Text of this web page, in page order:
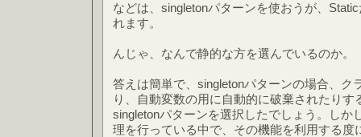
などは、singletonパターンを使おうが、
れます。
んじゃ、なんで静的な方を選んでいるのか。
答えは簡単で、singletonパターンの場合、ク
り、自動変数の用に自動的に破棄されたりす
singletonパターンを選択したでしょう。しか
理を行っている中で、その機能を利用する度